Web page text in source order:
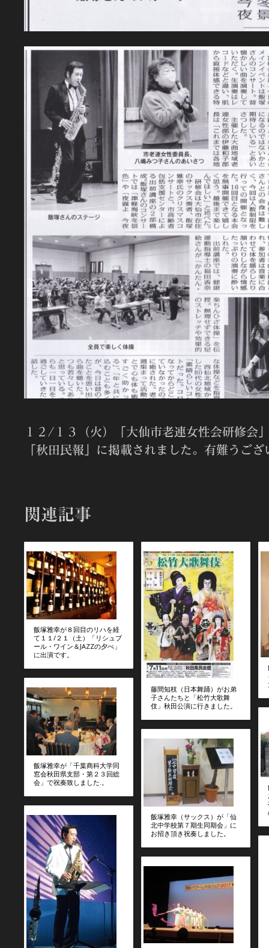
１２/１３（火）「大仙市老連女性会研修会
「秋田民報」に掲載されました。有難うご
関連記事
飯塚雅幸が８回目のリハを経
て１１/２１（土）「リシュブ
ール・ワイン＆JAZZの夕べ」
に出演です。
飯塚雅幸が「千葉商科大学同
窓会秋田県支部・第２３回総
会」で祝奏致しました.。
藤間知枝（日本舞踊）がお弟
子さんたちと「松竹大歌舞
伎」秋田公演に行きました。
飯塚雅幸（サックス）が「仙
北中学校第７期生同期会」に
お招き頂き祝奏しました。